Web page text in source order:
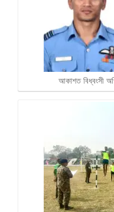
আকাশত বিধ্বংসী